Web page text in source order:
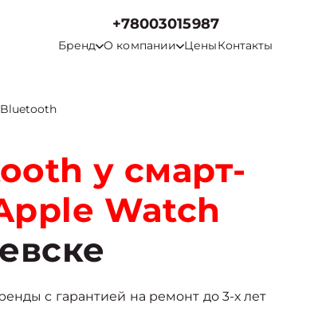
+78003015987
Бренд О компании ЦеныКонтакты
у смарт-
Watch
с гарантией на ремонт до 3-х лет